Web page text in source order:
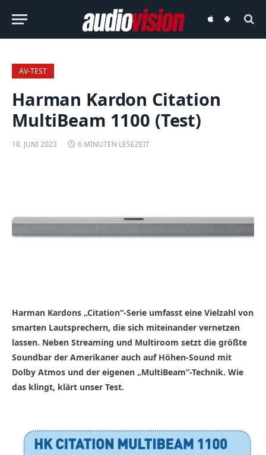
audiovisionaudiovision
AV-TEST
Harman Kardon Citation
MultiBeam 1100 (Test)
18. JUNI 2023 6 MINUTEN LESEZEIT
Harman Kardons „Citation“-Serie umfasst eine Vielzahl von
smarten Lautsprechern, die sich miteinander vernetzen
lassen. Neben Streaming und Multiroom setzt die größte
Soundbar der Amerikaner auch auf Höhen-Sound mit
Dolby Atmos und der eigenen „MultiBeam“-Technik. Wie
das klingt, klärt unser Test.